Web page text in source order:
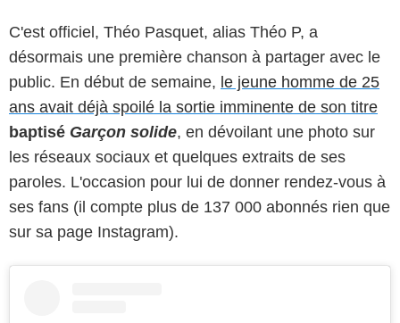
C'est officiel, Théo Pasquet, alias Théo P, a
désormais une première chanson à partager avec le
public. En début de semaine, le jeune homme de 25
ans avait déjà spoilé la sortie imminente de son titre
baptisé Garçon solide, en dévoilant une photo sur
les réseaux sociaux et quelques extraits de ses
paroles. L'occasion pour lui de donner rendez-vous à
ses fans (il compte plus de 137 000 abonnés rien que
sur sa page Instagram).